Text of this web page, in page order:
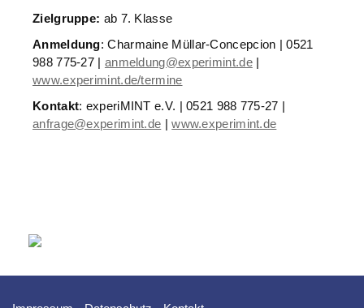
Zielgruppe: ab 7. Klasse
Anmeldung: Charmaine Müllar-Concepcion | 0521
988 775-27 | anmeldung@experimint.de|
www.experimint.de/termine
Kontakt: experiMINT e.V. | 0521 988 775-27 |
anfrage@experimint.de |www.experimint.de